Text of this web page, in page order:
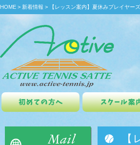
HOME > 新着情報 > 【レッスン案内】夏休みプレイヤー
スクール案内 クラブ会